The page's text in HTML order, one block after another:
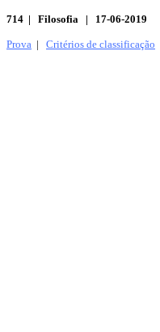
714 | Filosofia | 17-06-2019
Prova | Critérios de classificação